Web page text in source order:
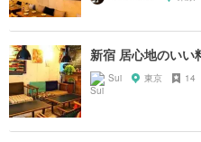
新宿 居心地のいい
Sui 東京 14